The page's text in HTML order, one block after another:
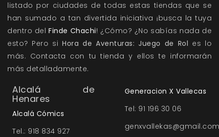
listado por ciudades de todas estas tiendas que se
han sumado a tan divertida iniciativa ¡busca la tuya
dentro delFinde Chachi! ¿Cómo? ¿No sabías nada de
esto? Pero siHora de Aventuras: Juego de Rol es lo
más. Contacta con tu tienda y ellos te informarán
más detalladamente.
Alcalá de
Henares
Alcalá Cómics
Tel.: 918 834 927
Generacion X Vallecas
Tel: 91 196 30 06